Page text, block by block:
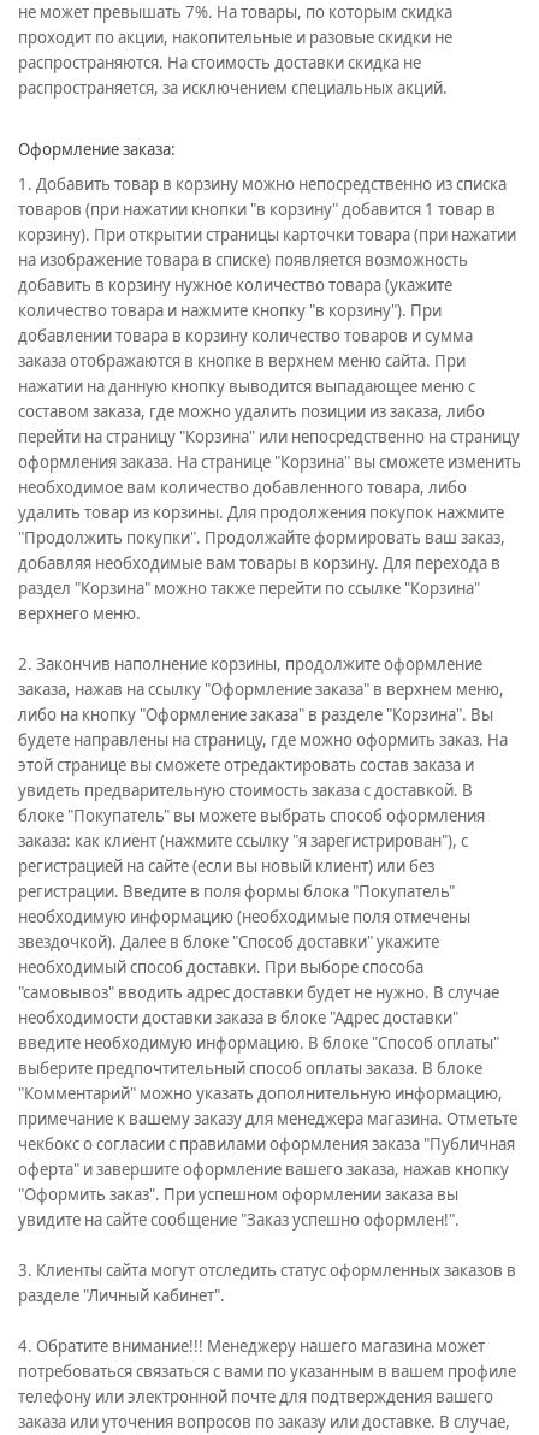
не может превышать 7%. На товары, по которым скидка
проходит по акции, накопительные и разовые скидки не
распространяются. На стоимость доставки скидка не
распространяется, за исключением специальных акций.
Оформление заказа:
1. Добавить товар в корзину можно непосредственно из списка
товаров (при нажатии кнопки "в корзину" добавится 1 товар в
корзину). При открытии страницы карточки товара (при нажатии
на изображение товара в списке) появляется возможность
добавить в корзину нужное количество товара (укажите
количество товара и нажмите кнопку "в корзину"). При
добавлении товара в корзину количество товаров и сумма
заказа отображаются в кнопке в верхнем меню сайта. При
нажатии на данную кнопку выводится выпадающее меню с
составом заказа, где можно удалить позиции из заказа, либо
перейти на страницу "Корзина" или непосредственно на страницу
оформления заказа. На странице "Корзина" вы сможете изменить
необходимое вам количество добавленного товара, либо
удалить товар из корзины. Для продолжения покупок нажмите
"Продолжить покупки". Продолжайте формировать ваш заказ,
добавляя необходимые вам товары в корзину. Для перехода в
раздел "Корзина" можно также перейти по ссылке "Корзина"
верхнего меню.
2. Закончив наполнение корзины, продолжите оформление
заказа, нажав на ссылку "Оформление заказа" в верхнем меню,
либо на кнопку "Оформление заказа" в разделе "Корзина". Вы
будете направлены на страницу, где можно оформить заказ. На
этой странице вы сможете отредактировать состав заказа и
увидеть предварительную стоимость заказа с доставкой. В
блоке "Покупатель" вы можете выбрать способ оформления
заказа: как клиент (нажмите ссылку "я зарегистрирован"), с
регистрацией на сайте (если вы новый клиент) или без
регистрации. Введите в поля формы блока "Покупатель"
необходимую информацию (необходимые поля отмечены
звездочкой). Далее в блоке "Способ доставки" укажите
необходимый способ доставки. При выборе способа
"самовывоз" вводить адрес доставки будет не нужно. В случае
необходимости доставки заказа в блоке "Адрес доставки"
введите необходимую информацию. В блоке "Способ оплаты"
выберите предпочтительный способ оплаты заказа. В блоке
"Комментарий" можно указать дополнительную информацию,
примечание к вашему заказу для менеджера магазина. Отметьте
чекбокс о согласии с правилами оформления заказа "Публичная
оферта" и завершите оформление вашего заказа, нажав кнопку
"Оформить заказ". При успешном оформлении заказа вы
увидите на сайте сообщение "Заказ успешно оформлен!".
3. Клиенты сайта могут отследить статус оформленных заказов в
разделе "Личный кабинет".
4. Обратите внимание!!! Менеджеру нашего магазина может
потребоваться связаться с вами по указанным в вашем профиле
телефону или электронной почте для подтверждения вашего
заказа или уточения вопросов по заказу или доставке. В случае,